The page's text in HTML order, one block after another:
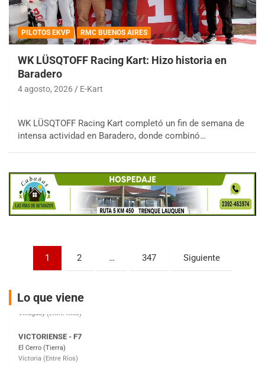
PILOTOS EKVP RMC BUENOS AIRES
WK LÜSQTOFF Racing Kart: Hizo historia en
Baradero
4 agosto, 2026 E-Kart
WK LÜSQTOFF Racing Kart completó un fin de semana de
intensa actividad en Baradero, donde combinó…
Paginación
entradas
1 2 … 347 Siguiente
Lo que viene
08/09-AGO
KDO - F6
Ciudad de Trenque Lauquen (Asfalto)
Trenque Lauquen (Buenos Aires)
Parque de la Velocidad (Asfalto)
Villaguay (Entre Ríos)
El Cerro (Tierra)
Victoria (Entre Ríos)
Moto Club Reginense (Tierra)
Gral. E. Godoy (Río Negro)